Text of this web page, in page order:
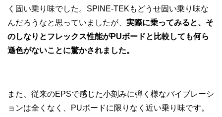
く固い乗り味でした。SPINE-TEKもどうせ固い乗り味な
んだろうなと思っていましたが、 実際に乗ってみると、そ
のしなりとフレックス性能がPUボードと比較しても何ら
遜色がないことに驚かされました。
また、従来のEPSで感じた小刻みに弾く様なバイブレーシ
ョンは全くなく、PUボードに限りなく近い乗り味です。